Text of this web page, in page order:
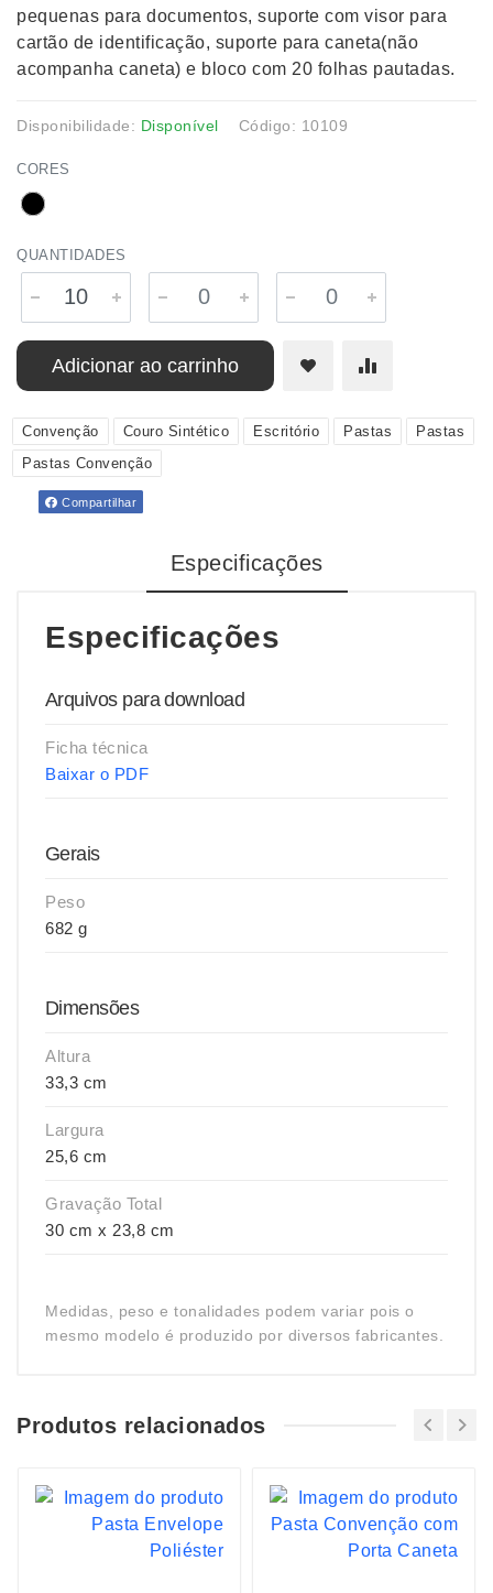
pequenas para documentos, suporte com visor para
cartão de identificação, suporte para caneta(não
acompanha caneta) e bloco com 20 folhas pautadas.
Disponibilidade: Disponível Código: 10109
CORES
QUANTIDADES
Adicionar ao carrinho
Convenção Couro Sintético Escritório Pastas
Pastas
Pastas Convenção
Compartilhar
Especificações
Especificações
Arquivos para download
Ficha técnica
Baixar o PDF
Gerais
Peso
682 g
Dimensões
Altura
33,3 cm
Largura
25,6 cm
Gravação Total
30 cm x 23,8 cm
Medidas, peso e tonalidades podem variar pois o
mesmo modelo é produzido por diversos fabricantes.
Produtos relacionados